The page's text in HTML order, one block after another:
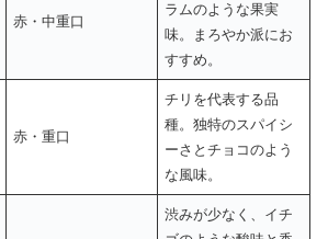
赤・中重口
ラムのような果実
味。まろやか派にお
すすめ。
赤・重口
チリを代表する品
種。独特のスパイシ
ーさとチョコのよう
な風味。
渋みが少なく、イチ